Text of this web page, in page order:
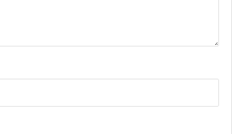
Correspondant dans le Cavally
Gbagbo PPA-CI